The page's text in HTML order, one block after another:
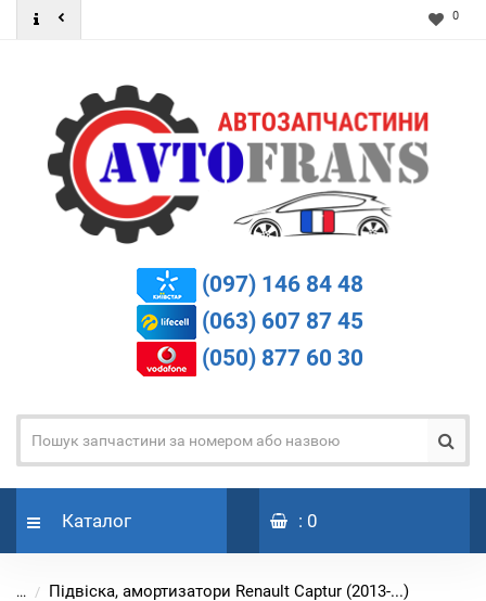
0
(097) 146 84 48
(063) 607 87 45
(050) 877 60 30
Каталог : 0
... Підвіска, амортизатори Renault Captur (2013-...)